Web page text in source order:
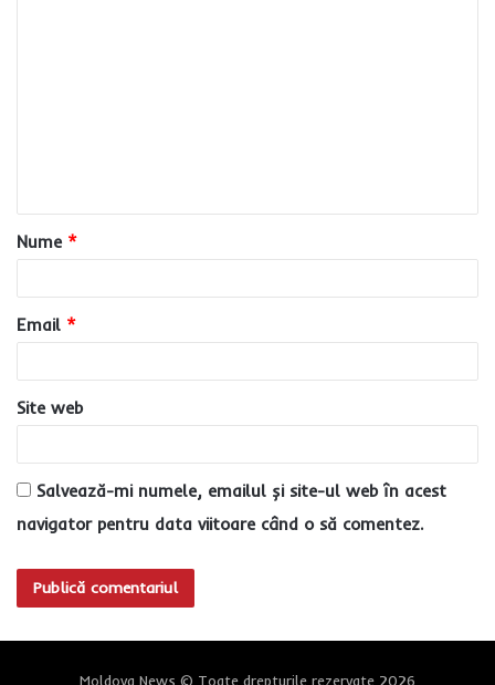
a
r
*
Nume *
Email *
Site web
Salvează-mi numele, emailul și site-ul web în acest
navigator pentru data viitoare când o să comentez.
Moldova News © Toate drepturile rezervate 2026